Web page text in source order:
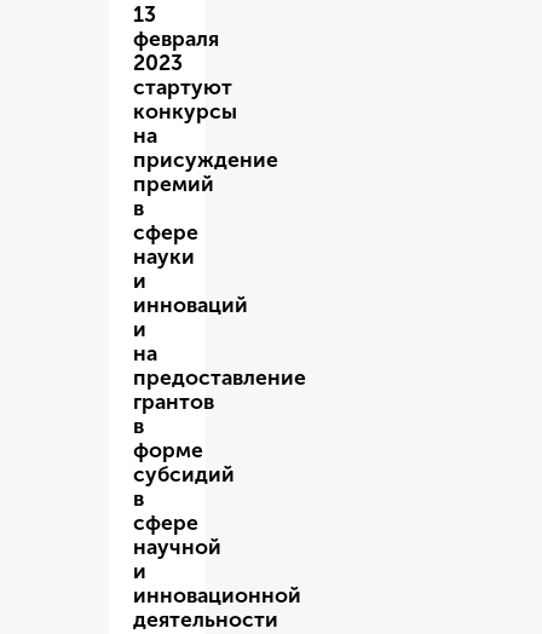
13
февраля
2023
стартуют
конкурсы
на
присуждение
премий
в
сфере
науки
и
инноваций
и
на
предоставление
грантов
в
форме
субсидий
в
сфере
научной
и
инновационной
деятельности